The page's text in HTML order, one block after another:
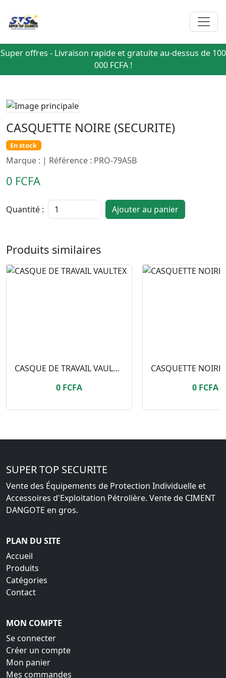
Super offres - Livraison rapide et gratuite au-dessus de 100
000 FCFA !
CASQUETTE NOIRE (SECURITE)
En stock
Marque : | Référence : PRO-79A5B
0 FCFA
Quantité : Ajouter au panier
Produits similaires
CASQUE DE TRAVAIL VAULTEX
0 FCFA
0 FCFA
SUPER TOP SECURITE
Vente des Équipements de Protection Individuelle et
Accessoires d'Exploitation Pétrolière. Vente de CIMENT
DANGOTE en gros.
PLAN DU SITE
Accueil
Produits
Catégories
Contact
MON COMPTE
Se connecter
Créer un compte
Mon panier
Mes commandes